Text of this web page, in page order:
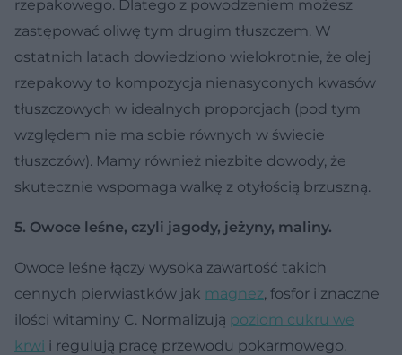
rzepakowego. Dlatego z powodzeniem możesz
zastępować oliwę tym drugim tłuszczem. W
ostatnich latach dowiedziono wielokrotnie, że olej
rzepakowy to kompozycja nienasyconych kwasów
tłuszczowych w idealnych proporcjach (pod tym
względem nie ma sobie równych w świecie
tłuszczów). Mamy również niezbite dowody, że
skutecznie wspomaga walkę z otyłością brzuszną.
5. Owoce leśne, czyli jagody, jeżyny, maliny.
Owoce leśne łączy wysoka zawartość takich
cennych pierwiastków jak magnez, fosfor i znaczne
ilości witaminy C. Normalizują poziom cukru we
krwi i regulują pracę przewodu pokarmowego.